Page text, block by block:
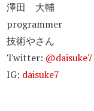
澤田 大輔
programmer
技術やさん
Twitter: @daisuke7
IG: daisuke7